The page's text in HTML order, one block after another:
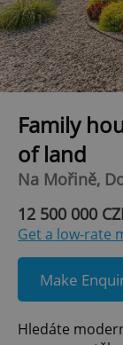
Family
of land
Na Mořině,
12 500 000
Get a low-rate
Make
Hledáte